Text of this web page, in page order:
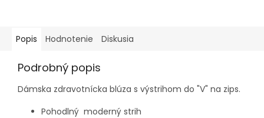
Popis Hodnotenie Diskusia
Podrobný popis
Dámska zdravotnícka blúza s výstrihom do "V" na zips.
Pohodlný moderný strih